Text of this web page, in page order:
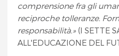
comprensione fra gli
reciproche tolleranze.
responsabilità.»(I SETTE
ALL'EDUCAZIONE DEL